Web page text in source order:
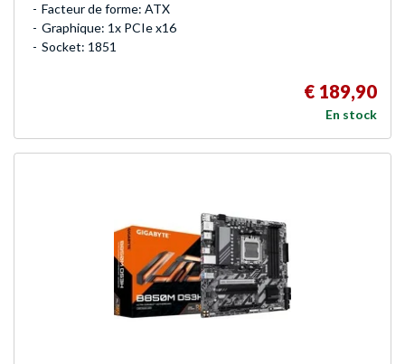
Facteur de forme: ATX
Graphique: 1x PCIe x16
Socket: 1851
€ 189,90
En stock